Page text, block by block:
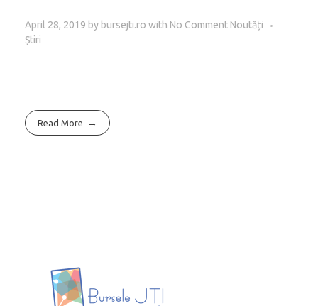
April 28, 2019 by bursejti.ro with No Comment Noutăți
Știri
Read More